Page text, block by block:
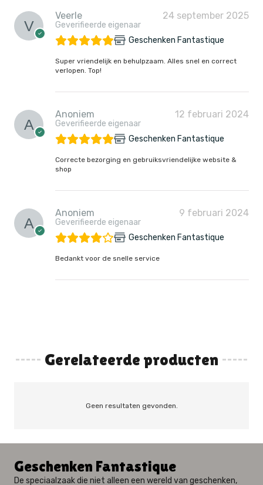
Veerle
Geverifieerde eigenaar
24 september 2025
Geschenken Fantastique
Super vriendelijk en behulpzaam. Alles snel en correct
verlopen. Top!
Anoniem
Geverifieerde eigenaar
12 februari 2024
Geschenken Fantastique
Correcte bezorging en gebruiksvriendelijke website &
shop
Anoniem
Geverifieerde eigenaar
9 februari 2024
Geschenken Fantastique
Bedankt voor de snelle service
Gerelateerde producten
Geen resultaten gevonden.
Geschenken Fantastique
De speciaalzaak die niet alleen een wereld van geschenken,